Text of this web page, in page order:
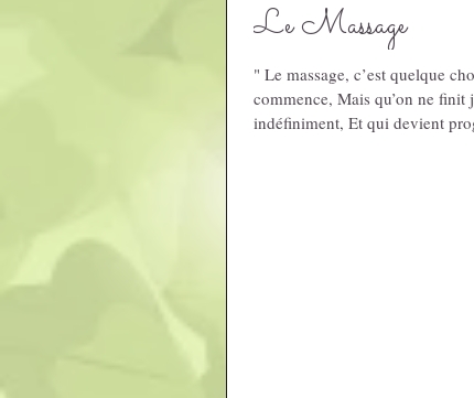
Le Massage
" Le massage, c’est quelque
commence, Mais qu’on ne finit
indéfiniment, Et qui